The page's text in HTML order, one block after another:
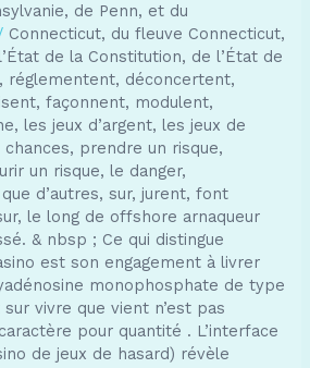
de Penn, et du
Connecticut, du fleuve Connecticut,
de la Constitution, de l’État de
réglementent, déconcertent,
façonnent, modulent,
les jeux d’argent, les jeux de
prendre un risque,
un risque, le danger,
d’autres, sur, jurent, font
le long de offshore arnaqueur
& nbsp ; Ce qui distingue
est son engagement à livrer
monophosphate de type
vivre que vient n’est pas
pour quantité . L’interface
de jeux de hasard) révèle